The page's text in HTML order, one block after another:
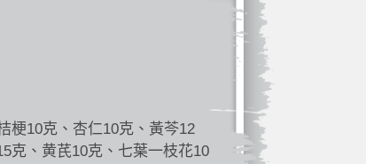
梗10克、杏仁10克、黃芩12
克、黄芪10克、七葉一枝花10